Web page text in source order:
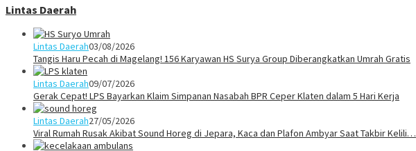
Lintas Daerah
Lintas Daerah03/08/2026
Tangis Haru Pecah di Magelang! 156 Karyawan HS Surya Group Diberangkatkan Umrah Gratis
Lintas Daerah09/07/2026
Gerak Cepat! LPS Bayarkan Klaim Simpanan Nasabah BPR Ceper Klaten dalam 5 Hari Kerja
Lintas Daerah27/05/2026
Viral Rumah Rusak Akibat Sound Horeg di Jepara, Kaca dan Plafon Ambyar Saat Takbir Kelili…